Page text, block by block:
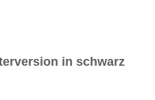
in schwarz